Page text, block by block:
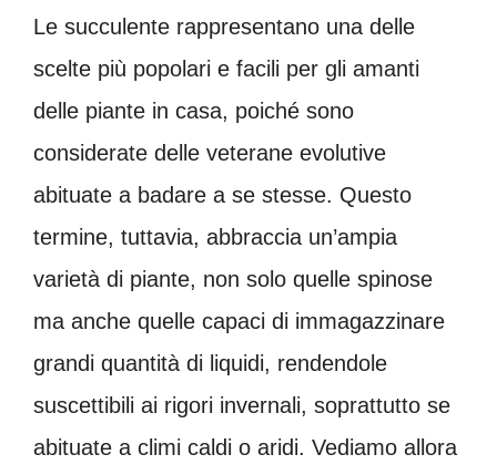
Le succulente rappresentano una delle
scelte più popolari e facili per gli amanti
delle piante in casa, poiché sono
considerate delle veterane evolutive
abituate a badare a se stesse. Questo
termine, tuttavia, abbraccia un’ampia
varietà di piante, non solo quelle spinose
ma anche quelle capaci di immagazzinare
grandi quantità di liquidi, rendendole
suscettibili ai rigori invernali, soprattutto se
abituate a climi caldi o aridi. Vediamo allora